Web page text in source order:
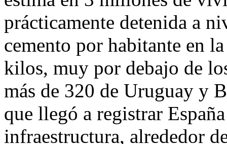
prácticamente detenida a
cemento por habitante en
kilos, muy por debajo de
más de 320 de Uruguay y
que llegó a registrar
infraestructura, alrededor